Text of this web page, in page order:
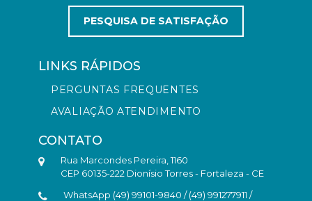
PESQUISA DE SATISFAÇÃO
LINKS RÁPIDOS
PERGUNTAS FREQUENTES
AVALIAÇÃO ATENDIMENTO
CONTATO
Rua Marcondes Pereira, 1160
CEP 60135-222 Dionísio Torres - Fortaleza - CE
WhatsApp (49) 99101-9840 / (49) 991277911 /